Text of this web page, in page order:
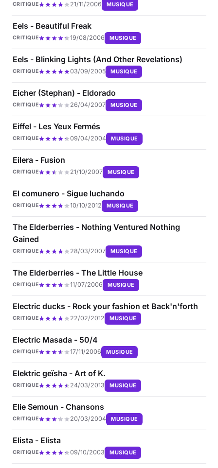
CRITIQUE 21/11/2006 MUSIQUE
Eels - Beautiful Freak
CRITIQUE 19/08/2006 MUSIQUE
Eels - Blinking Lights (And Other Revelations)
CRITIQUE 03/09/2005 MUSIQUE
Eicher (Stephan) - Eldorado
CRITIQUE 26/04/2007 MUSIQUE
Eiffel - Les Yeux Fermés
CRITIQUE 09/04/2004 MUSIQUE
Eilera - Fusion
CRITIQUE 21/10/2007 MUSIQUE
El comunero - Sigue luchando
CRITIQUE 10/10/2012 MUSIQUE
The Elderberries - Nothing Ventured Nothing
Gained
CRITIQUE 28/03/2007 MUSIQUE
The Elderberries - The Little House
CRITIQUE 11/07/2006 MUSIQUE
Electric ducks - Rock your fashion et Back'n'forth
CRITIQUE 22/02/2012 MUSIQUE
Electric Masada - 50/4
CRITIQUE 17/11/2006 MUSIQUE
Elektric geïsha - Art of K.
CRITIQUE 24/03/2013 MUSIQUE
Elie Semoun - Chansons
CRITIQUE 20/03/2004 MUSIQUE
Elista - Elista
CRITIQUE 09/10/2003 MUSIQUE